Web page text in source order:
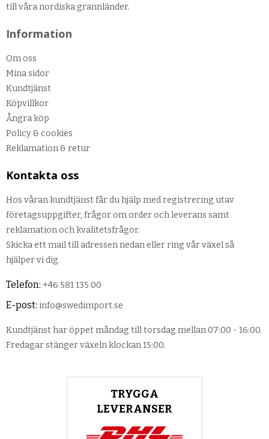
till våra nordiska grannländer.
Information
Om oss
Mina sidor
Kundtjänst
Köpvillkor
Ångra köp
Policy & cookies
Reklamation & retur
Kontakta oss
Hos våran kundtjänst får du hjälp med registrering utav
företagsuppgifter, frågor om order och leverans samt
reklamation och kvalitetsfrågor.
Skicka ett mail till adressen nedan eller ring vår växel så
hjälper vi dig.
Telefon: +46 581 135 00
E-post: info@swedimport.se
Kundtjänst har öppet måndag till torsdag mellan 07:00 - 16:00.
Fredagar stänger växeln klockan 15:00.
TRYGGA
LEVERANSER